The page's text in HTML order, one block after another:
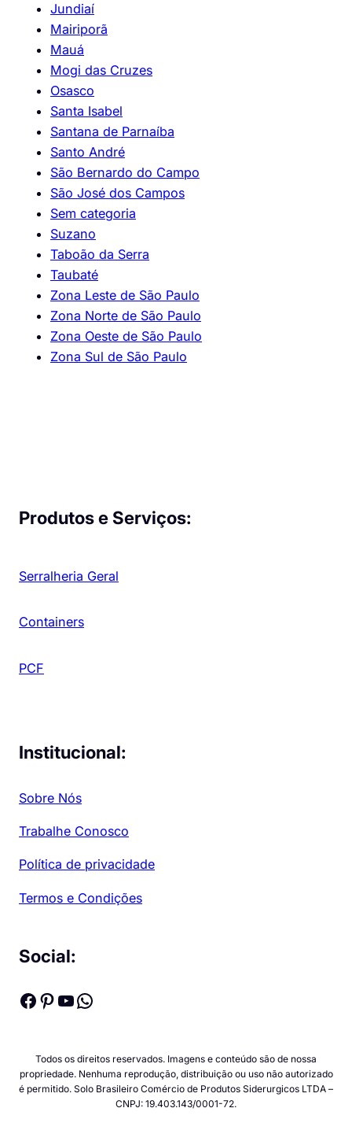
Jundiaí
Mairiporã
Mauá
Mogi das Cruzes
Osasco
Santa Isabel
Santana de Parnaíba
Santo André
São Bernardo do Campo
São José dos Campos
Sem categoria
Suzano
Taboão da Serra
Taubaté
Zona Leste de São Paulo
Zona Norte de São Paulo
Zona Oeste de São Paulo
Zona Sul de São Paulo
Produtos e Serviços:
Serralheria Geral
Containers
PCF
Institucional:
Sobre Nós
Trabalhe Conosco
Política de privacidade
Termos e Condições
Social:
Facebook Pinterest Youtube WhatsApp
Todos os direitos reservados. Imagens e conteúdo são de nossa
propriedade. Nenhuma reprodução, distribuição ou uso não autorizado
é permitido. Solo Brasileiro Comércio de Produtos Siderurgicos LTDA –
CNPJ: 19.403.143/0001-72.